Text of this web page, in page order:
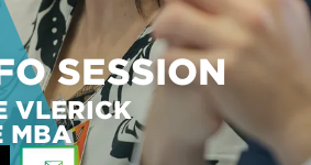
SESSION
VLERICK
MBA